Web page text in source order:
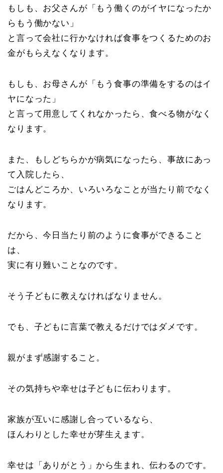
もしも、お父さんが「もう働くのがイヤになったか
らもう働かない」
と言って会社に行かなければ食事をつくるためのお
金がもらえなくなります。
もしも、お母さんが「もう食事の準備をするのはイ
ヤになった」
と言って用意してくれなかったら、食べる物がなく
なります。
また、もしどちらかが病気になったら、事故にあっ
て入院したら、
ごはんどころか、いろいろなことが当たり前でなく
なります。
だから、今日当たり前のように食事ができること
は、
実に有り難いことなのです。
そう子どもに教えなければなりません。
でも、子どもに言葉で教えるだけではダメです。
親がまず感謝すること。
その気持ちや幸せは子どもに伝わります。
家族が互いに感謝し合っているなら、
ほんわりとした幸せが芽生えます。
幸せは「ありがとう」から生まれ、伝わるのです。